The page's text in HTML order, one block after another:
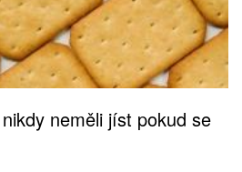
neměli jíst pokud se